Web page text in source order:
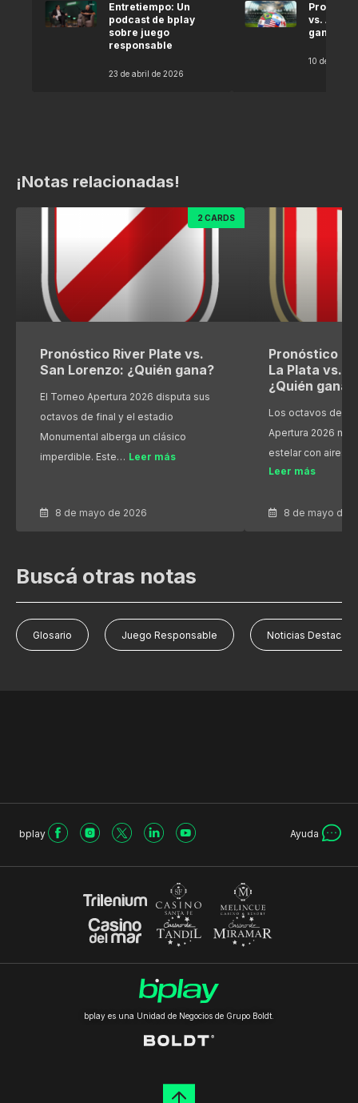
Entretiempo: Un
podcast de bplay
sobre juego
responsable
23 de abril de 2026
vs.
gana
10 de abril
¡Notas relacionadas!
2 CARDS
Pronóstico River Plate vs.
San Lorenzo: ¿Quién gana?
El Torneo Apertura 2026 disputa sus
octavos de final y el estadio
Monumental alberga un clásico
imperdible. Este… Leer más
8 de mayo de 2026
Pronóstico
La Plata vs.
¿Quién gana?
Los octavos de
Apertura 2026
estelar con aires
Leer más
8 de mayo de
Buscá otras notas
Glosario Juego Responsable Noticias
bplay Ayuda
bplay es una Unidad de Negocios de Grupo Boldt.